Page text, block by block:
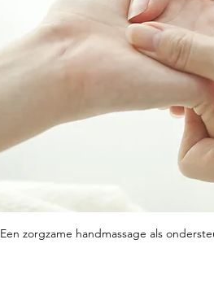
Een zorgzame handmassage als